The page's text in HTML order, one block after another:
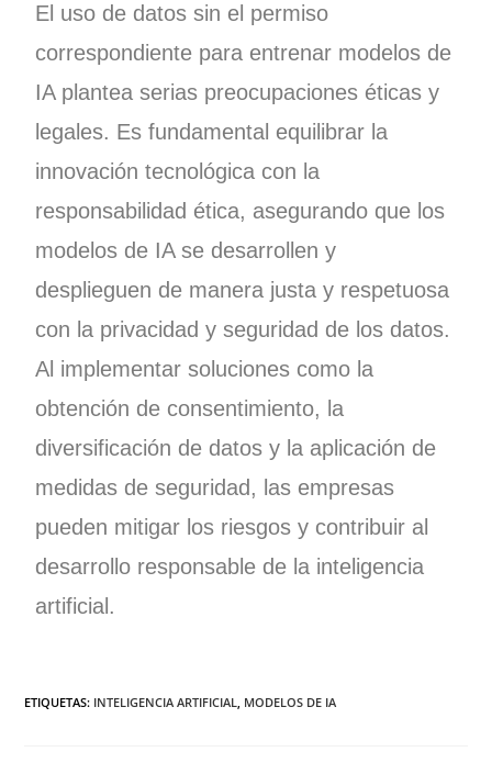
El uso de datos sin el permiso
correspondiente para entrenar modelos de
IA plantea serias preocupaciones éticas y
legales. Es fundamental equilibrar la
innovación tecnológica con la
responsabilidad ética, asegurando que los
modelos de IA se desarrollen y
desplieguen de manera justa y respetuosa
con la privacidad y seguridad de los datos.
Al implementar soluciones como la
obtención de consentimiento, la
diversificación de datos y la aplicación de
medidas de seguridad, las empresas
pueden mitigar los riesgos y contribuir al
desarrollo responsable de la inteligencia
artificial.
ETIQUETAS: INTELIGENCIA ARTIFICIAL, MODELOS DE IA